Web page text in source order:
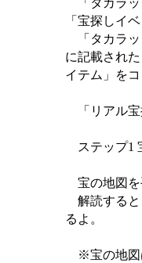
「タカラッ
「宝探しイ
「タカラッ
に記載され
イテム」を
「リアル宝
ステップ1
宝の地図を
解読すると
るよ。
※宝の地図